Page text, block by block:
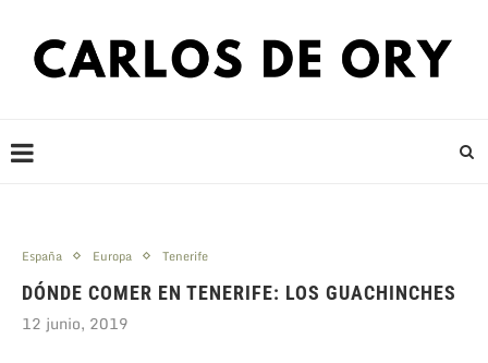
España Europa Tenerife
DÓNDE COMER EN TENERIFE: LOS GUACHINCHES
12 junio, 2019